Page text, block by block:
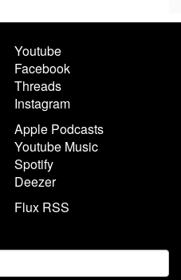
Youtube
Facebook
Threads
Instagram
Apple Podcasts
Youtube Music
Spotify
Deezer
Flux RSS